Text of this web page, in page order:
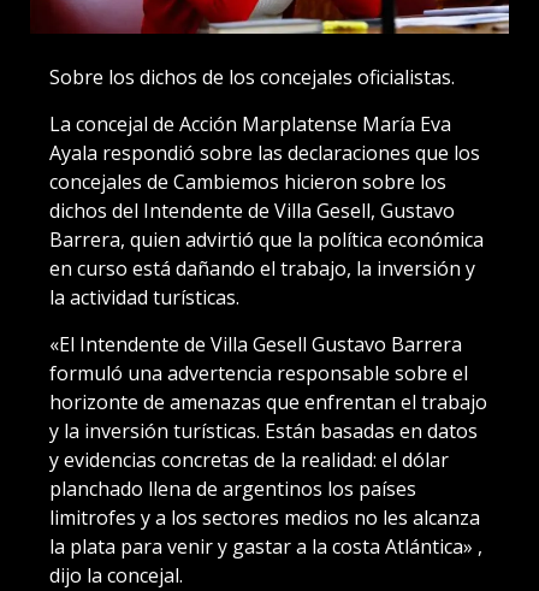
Sobre los dichos de los concejales oficialistas.
La concejal de Acción Marplatense María Eva
Ayala respondió sobre las declaraciones que los
concejales de Cambiemos hicieron sobre los
dichos del Intendente de Villa Gesell, Gustavo
Barrera, quien advirtió que la política económica
en curso está dañando el trabajo, la inversión y
la actividad turísticas.
«El Intendente de Villa Gesell Gustavo Barrera
formuló una advertencia responsable sobre el
horizonte de amenazas que enfrentan el trabajo
y la inversión turísticas. Están basadas en datos
y evidencias concretas de la realidad: el dólar
planchado llena de argentinos los países
limitrofes y a los sectores medios no les alcanza
la plata para venir y gastar a la costa Atlántica» ,
dijo la concejal.